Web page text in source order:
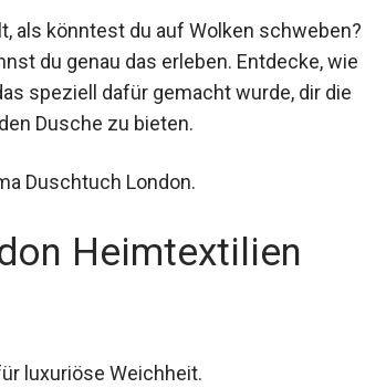
als könntest du auf Wolken schweben?
du genau das erleben. Entdecke, wie
speziell dafür gemacht wurde, dir die
Dusche zu bieten.
Duschtuch London.
Heimtextilien
luxuriöse Weichheit.